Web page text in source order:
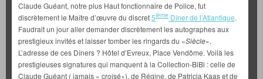
Claude Guéant, notre plus Haut fonctionnaire de Police, fut
discrètement le Maître d’œuvre du discret5ième Dîner de l’Atlantique.
Faudrait un jour aller demander discrètement les autographes aux
prestigieux invités et laisser tomber les ringards du «Siècle».
L’adresse de ces Dîners ? Hôtel d’Evreux, Place Vendôme. Voilà les
prestigieuses signatures qui manquent à la Collection-BiBi : celle de
Claude Guéant ( jamais « croisé»), de Régine, de Patricia Kaas et de